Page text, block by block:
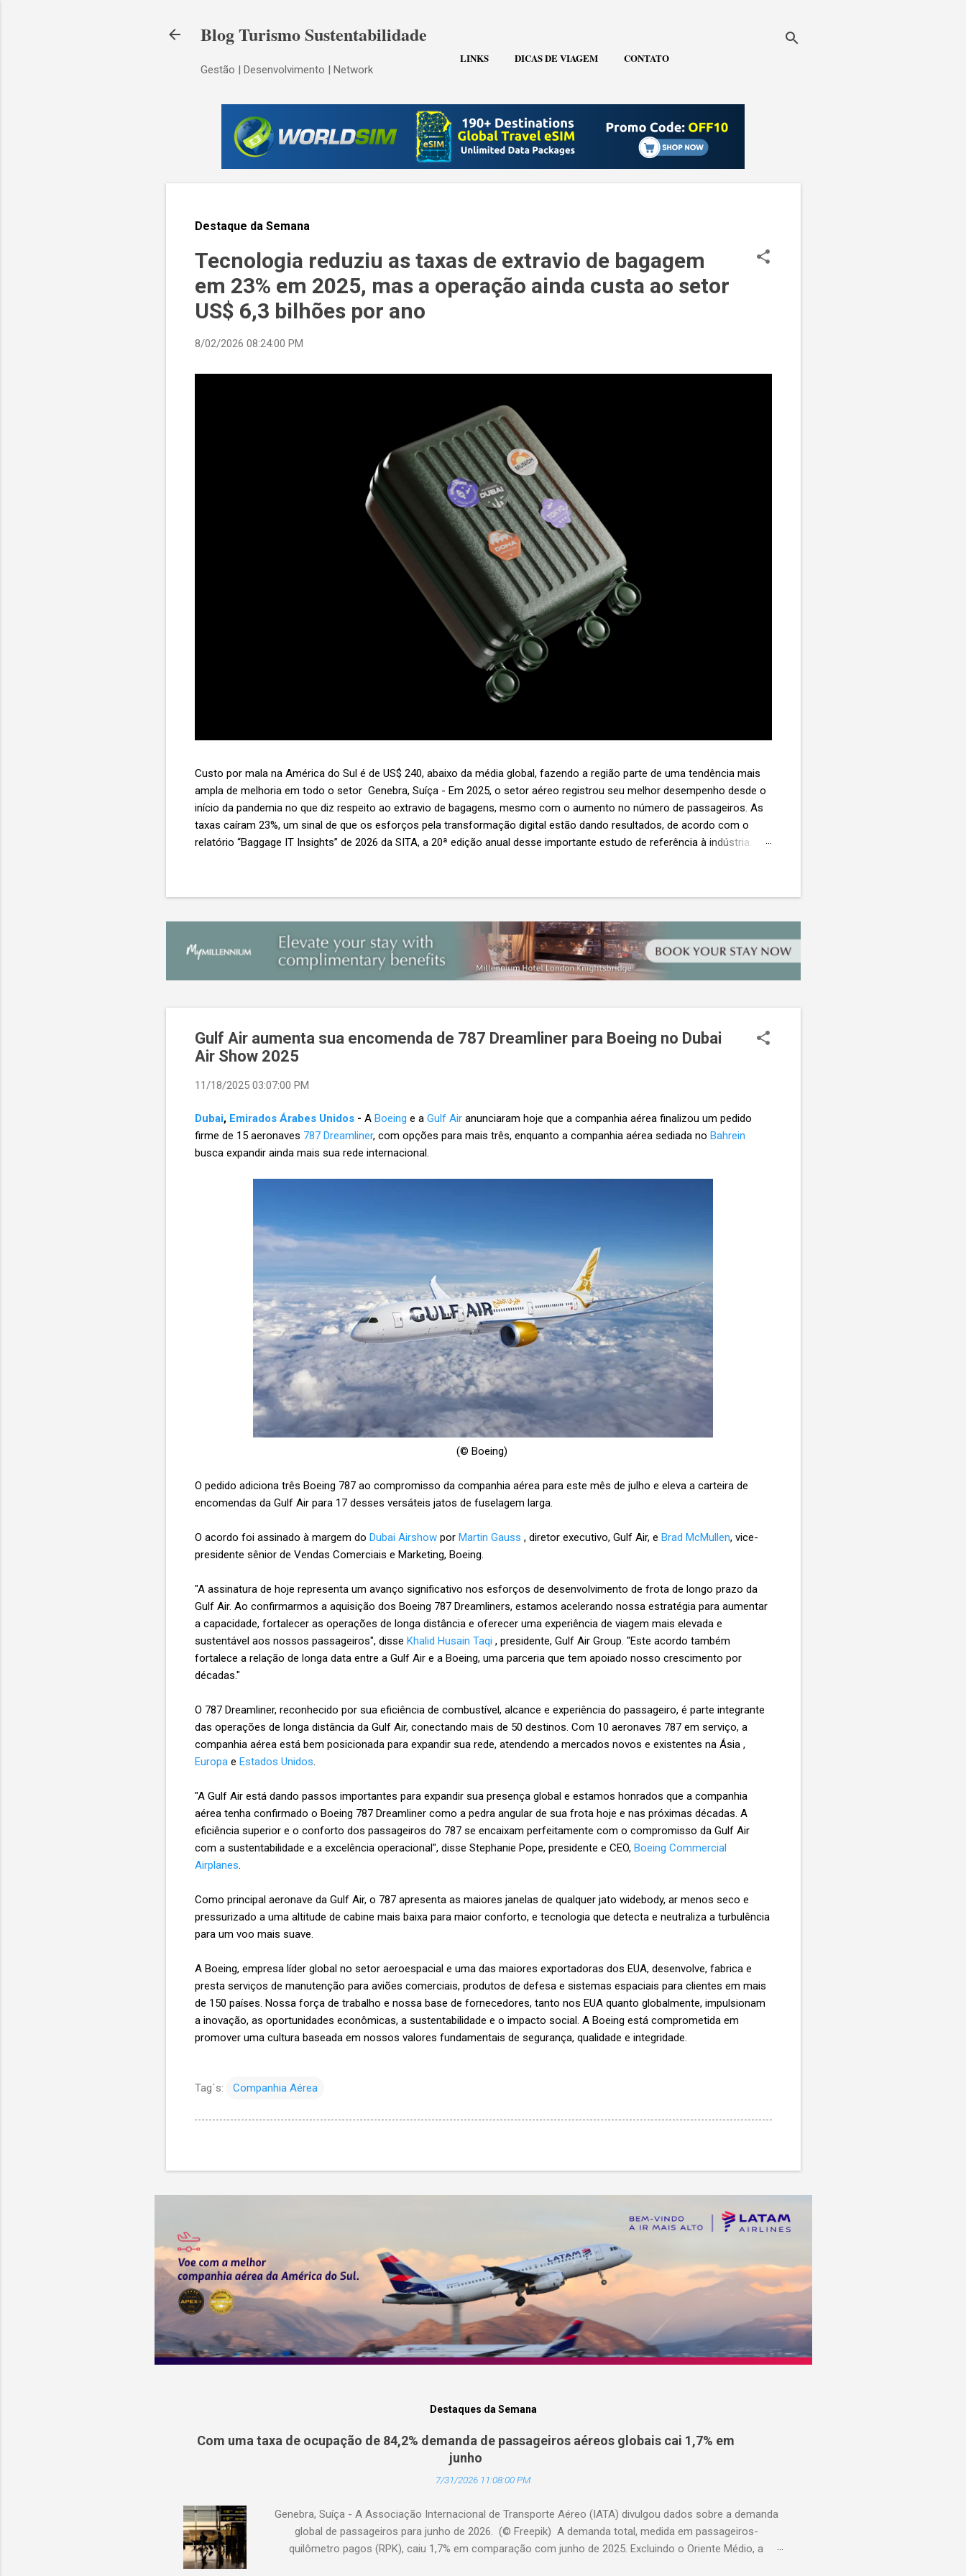
Blog Turismo Sustentabilidade
Gestão | Desenvolvimento | Network
LINKS DICAS DE VIAGEM CONTATO
Destaque da Semana
Tecnologia reduziu as taxas de extravio de bagagem
em 23% em 2025, mas a operação ainda custa ao setor
US$ 6,3 bilhões por ano
8/02/2026 08:24:00 PM
Custo por mala na América do Sul é de US$ 240, abaixo da média global, fazendo a região parte de uma tendência mais
ampla de melhoria em todo o setor Genebra, Suíça - Em 2025, o setor aéreo registrou seu melhor desempenho desde o
início da pandemia no que diz respeito ao extravio de bagagens, mesmo com o aumento no número de passageiros. As
taxas caíram 23%, um sinal de que os esforços pela transformação digital estão dando resultados, de acordo com o
relatório “Baggage IT Insights” de 2026 da SITA, a 20ª edição anual desse importante estudo de referência à indústria. (©
lucro líquido médio de apenas US$ 8 por passageiro, uma mala extraviada anula o lucro de mais de 30 assentos vendidos,
Gulf Air aumenta sua encomenda de 787 Dreamliner para Boeing no Dubai
Air Show 2025
11/18/2025 03:07:00 PM
Dubai, Emirados Árabes Unidos- A Boeing e a Gulf Airanunciaram hoje que a companhia aérea finalizou um pedido
firme de 15 aeronaves 787 Dreamliner, com opções para mais três, enquanto a companhia aérea sediada no Bahrein
busca expandir ainda mais sua rede internacional.
(© Boeing)
O pedido adiciona três Boeing 787 ao compromisso da companhia aérea para este mês de julho e eleva a carteira de
encomendas da Gulf Air para 17 desses versáteis jatos de fuselagem larga.
O acordo foi assinado à margem do Dubai Airshowpor Martin Gauss , diretor executivo, Gulf Air, e Brad McMullen, vice-
presidente sênior de Vendas Comerciais e Marketing, Boeing.
"A assinatura de hoje representa um avanço significativo nos esforços de desenvolvimento de frota de longo prazo da
Gulf Air. Ao confirmarmos a aquisição dos Boeing 787 Dreamliners, estamos acelerando nossa estratégia para aumentar
a capacidade, fortalecer as operações de longa distância e oferecer uma experiência de viagem mais elevada e
sustentável aos nossos passageiros", disse Khalid Husain Taqi , presidente, Gulf Air Group. "Este acordo também
fortalece a relação de longa data entre a Gulf Air e a Boeing, uma parceria que tem apoiado nosso crescimento por
décadas."
O 787 Dreamliner, reconhecido por sua eficiência de combustível, alcance e experiência do passageiro, é parte integrante
das operações de longa distância da Gulf Air, conectando mais de 50 destinos. Com 10 aeronaves 787 em serviço, a
companhia aérea está bem posicionada para expandir sua rede, atendendo a mercados novos e existentes na Ásia ,
Europae Estados Unidos.
"A Gulf Air está dando passos importantes para expandir sua presença global e estamos honrados que a companhia
aérea tenha confirmado o Boeing 787 Dreamliner como a pedra angular de sua frota hoje e nas próximas décadas. A
eficiência superior e o conforto dos passageiros do 787 se encaixam perfeitamente com o compromisso da Gulf Air
com a sustentabilidade e a excelência operacional", disse Stephanie Pope, presidente e CEO, Boeing Commercial
Airplanes.
Como principal aeronave da Gulf Air, o 787 apresenta as maiores janelas de qualquer jato widebody, ar menos seco e
pressurizado a uma altitude de cabine mais baixa para maior conforto, e tecnologia que detecta e neutraliza a turbulência
para um voo mais suave.
A Boeing, empresa líder global no setor aeroespacial e uma das maiores exportadoras dos EUA, desenvolve, fabrica e
presta serviços de manutenção para aviões comerciais, produtos de defesa e sistemas espaciais para clientes em mais
de 150 países. Nossa força de trabalho e nossa base de fornecedores, tanto nos EUA quanto globalmente, impulsionam
a inovação, as oportunidades econômicas, a sustentabilidade e o impacto social. A Boeing está comprometida em
promover uma cultura baseada em nossos valores fundamentais de segurança, qualidade e integridade.
Tag´s: Companhia Aérea
Destaques da Semana
Com uma taxa de ocupação de 84,2% demanda de passageiros aéreos globais cai 1,7% em
junho
7/31/2026 11:08:00 PM
Genebra, Suíça - A Associação Internacional de Transporte Aéreo (IATA) divulgou dados sobre a demanda
global de passageiros para junho de 2026. (© Freepik) A demanda total, medida em passageiros-
quilômetro pagos (RPK), caiu 1,7% em comparação com junho de 2025. Excluindo o Oriente Médio, a